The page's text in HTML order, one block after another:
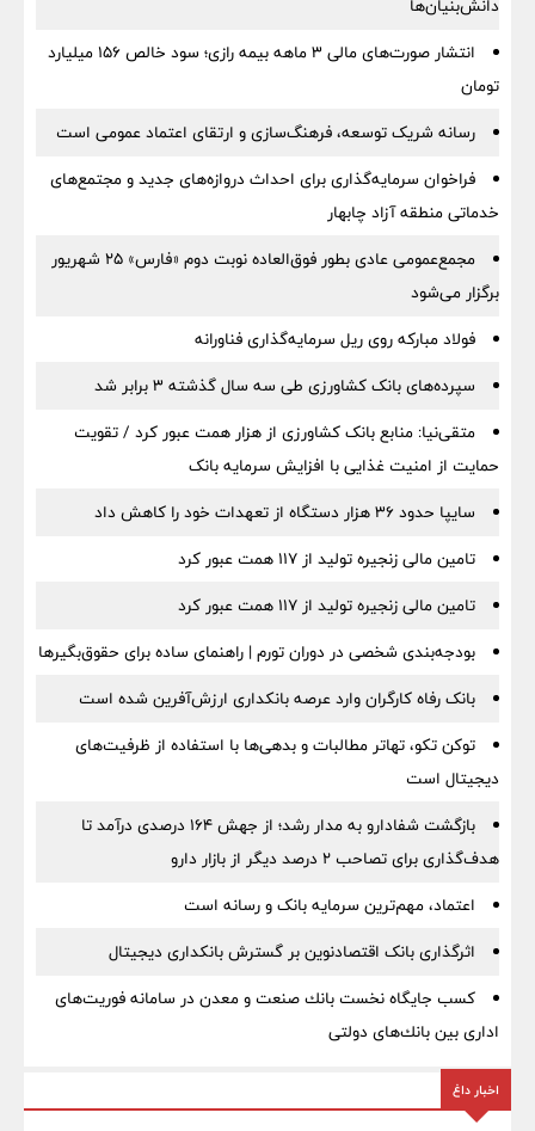
دانش‌بنیان‌ها
انتشار صورت‌های مالی ۳ ماهه بیمه رازی؛ سود خالص ۱۵۶ میلیارد
تومان
رسانه شریک توسعه، فرهنگ‌سازی و ارتقای اعتماد عمومی است
فراخوان سرمایه‌گذاری برای احداث دروازه‌های جدید و مجتمع‌های
خدماتی منطقه آزاد چابهار
مجمع‌عمومی عادی بطور فوق‌العاده نوبت دوم «فارس» ۲۵ شهریور
برگزار می‌شود
فولاد مبارکه روی ریل سرمایه‌گذاری فناورانه
سپرده‌های بانک کشاورزی طی سه سال گذشته ۳ برابر شد
متقی‌نیا: منابع بانک کشاورزی از هزار همت عبور کرد / تقویت
حمایت از امنیت غذایی با افزایش سرمایه بانک
سایپا حدود ۳۶ هزار دستگاه از تعهدات خود را کاهش داد
تامین مالی زنجیره تولید از 117 همت عبور کرد
تامین مالی زنجیره تولید از 117 همت عبور کرد
بودجه‌بندی شخصی در دوران تورم | راهنمای ساده برای حقوق‌بگیرها
بانک رفاه کارگران وارد عرصه بانکداری ارزش‌آفرین شده است
توکن تکو، تهاتر مطالبات و بدهی‌ها با استفاده از ظرفیت‌های
دیجیتال است
بازگشت شفادارو به مدار رشد؛ از جهش ۱۶۴ درصدی درآمد تا
هدف‌گذاری برای تصاحب ۲ درصد دیگر از بازار دارو
اعتماد، مهم‌ترین سرمایه بانک و رسانه است
اثرگذاری بانک اقتصادنوین بر گسترش بانکداری دیجیتال
كسب جایگاه نخست بانك صنعت و معدن در سامانه فوریت‌های
اداری بین بانك‌های دولتی
اخبار داغ